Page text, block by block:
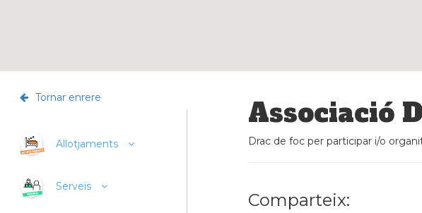
Tornar enrere
Allotjaments
Serveis
Associació
Drac de foc per participar i/o
Comparteix: